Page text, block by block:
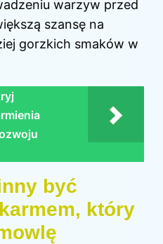
warzyw przed
szansę na
gorzkich smaków w
być
który